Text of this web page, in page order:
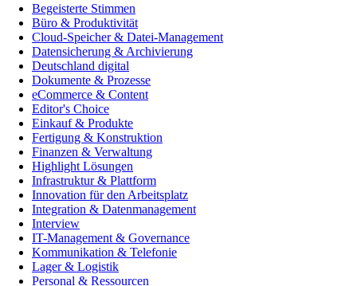
Begeisterte Stimmen
Büro & Produktivität
Cloud-Speicher & Datei-Management
Datensicherung & Archivierung
Deutschland digital
Dokumente & Prozesse
eCommerce & Content
Editor's Choice
Einkauf & Produkte
Fertigung & Konstruktion
Finanzen & Verwaltung
Highlight Lösungen
Infrastruktur & Plattform
Innovation für den Arbeitsplatz
Integration & Datenmanagement
Interview
IT-Management & Governance
Kommunikation & Telefonie
Lager & Logistik
Personal & Ressourcen